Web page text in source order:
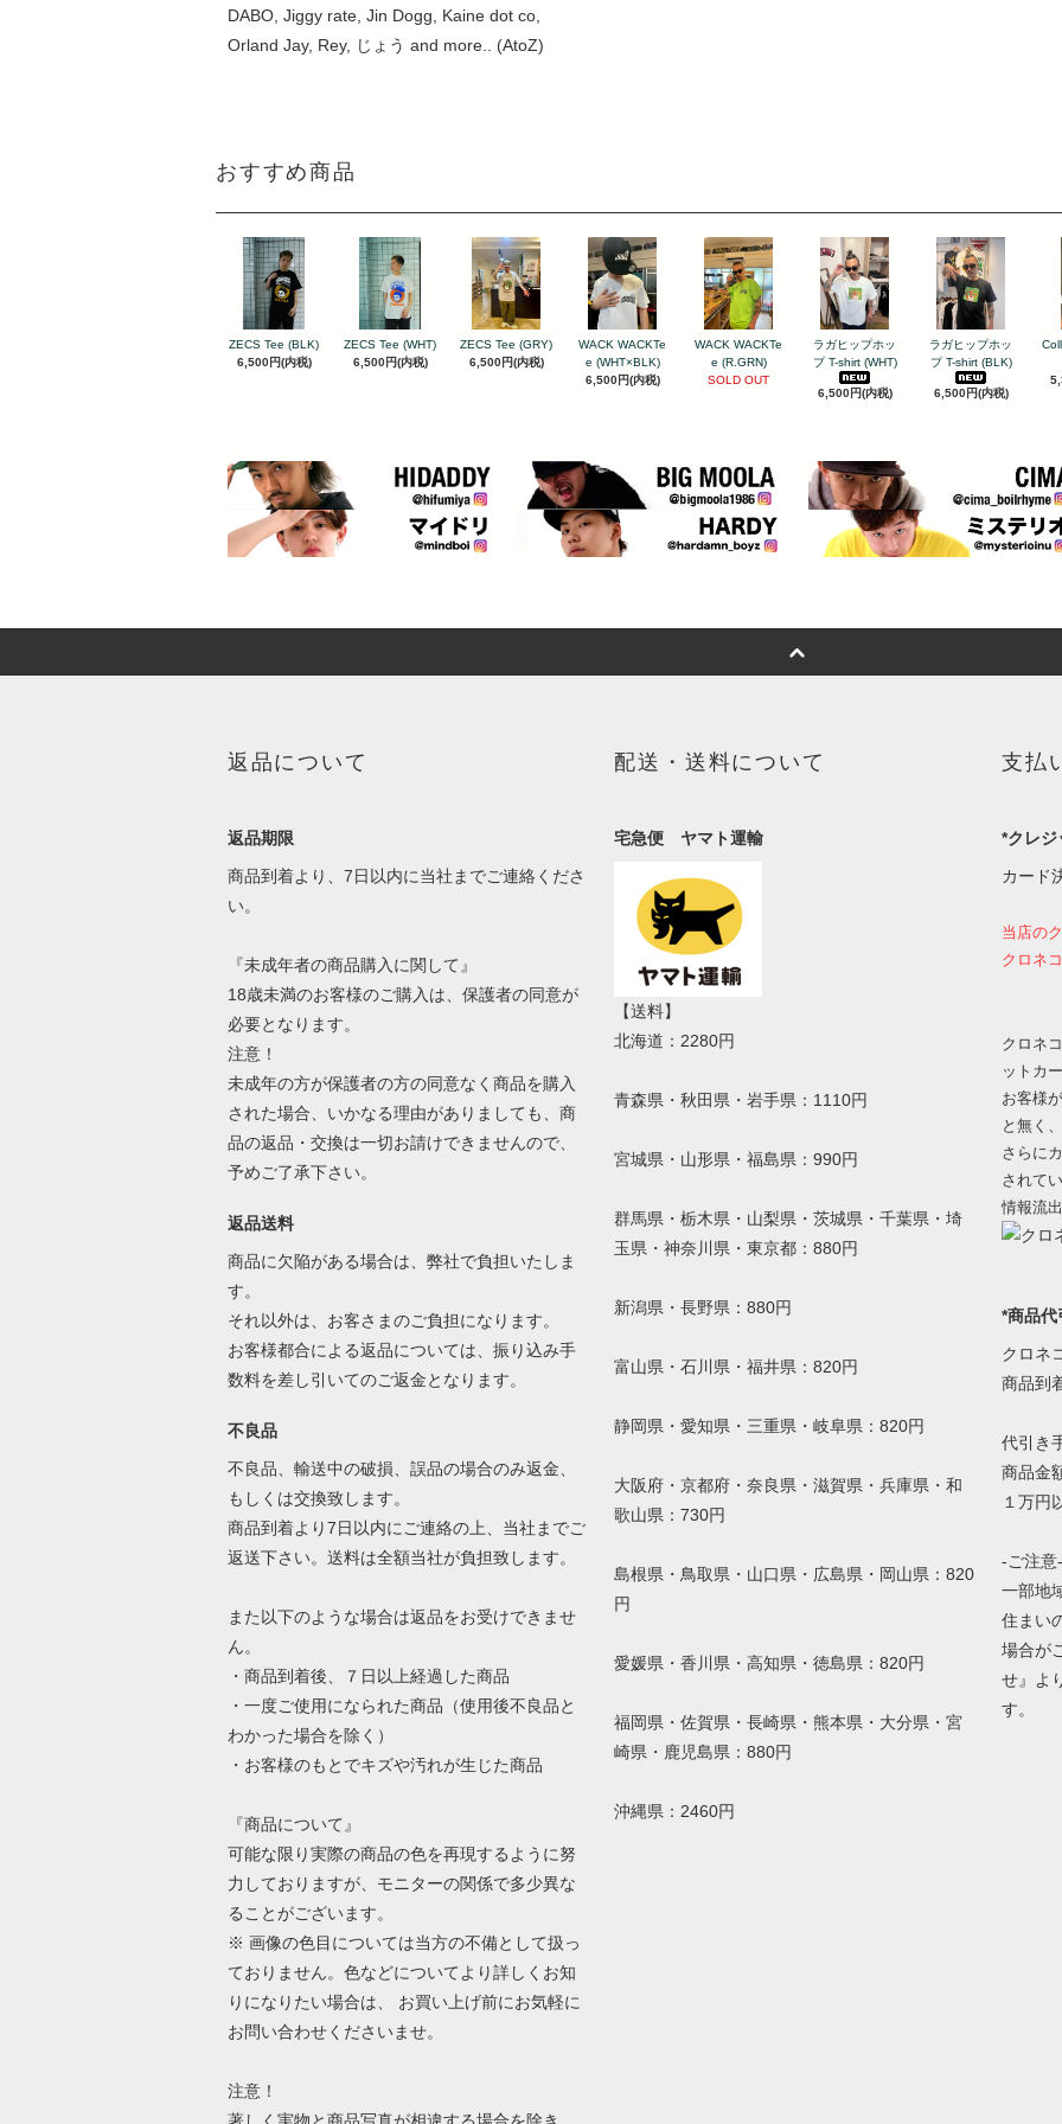
DABO, Jiggy rate, Jin Dogg, Kaine dot co,
Orland Jay, Rey, じょう and more.. (AtoZ)
おすすめ商品
ZECS Tee (BLK)
6,500円(内税)
ZECS Tee (WHT)
6,500円(内税)
ZECS Tee (GRY)
6,500円(内税)
WACK WACKTe
e (WHT×BLK)
6,500円(内税)
WACK WACKTe
e (R.GRN)
SOLD OUT
ラガヒップホッ
プ T-shirt (WHT)
6,500円(内税)
ラガヒップホッ
プ T-shirt (BLK)
6,500円(内税)
返品について
返品期限
商品到着より、7日以内に当社までご連絡くださ
い。
『未成年者の商品購入に関して』
18歳未満のお客様のご購入は、保護者の同意が
必要となります。
注意！
未成年の方が保護者の方の同意なく商品を購入
された場合、いかなる理由がありましても、商
品の返品・交換は一切お請けできませんので、
予めご了承下さい。
返品送料
商品に欠陥がある場合は、弊社で負担いたしま
す。
それ以外は、お客さまのご負担になります。
お客様都合による返品については、振り込み手
数料を差し引いてのご返金となります。
不良品
不良品、輸送中の破損、誤品の場合のみ返金、
もしくは交換致します。
商品到着より7日以内にご連絡の上、当社までご
返送下さい。送料は全額当社が負担致します。
また以下のような場合は返品をお受けできませ
ん。
・商品到着後、７日以上経過した商品
・一度ご使用になられた商品（使用後不良品と
わかった場合を除く）
・お客様のもとでキズや汚れが生じた商品
『商品について』
可能な限り実際の商品の色を再現するように努
力しておりますが、モニターの関係で多少異な
ることがございます。
※ 画像の色目については当方の不備として扱っ
ておりません。色などについてより詳しくお知
りになりたい場合は、 お買い上げ前にお気軽に
お問い合わせくださいませ。
注意！
配送・送料について
宅急便 ヤマト運輸
【送料】
北海道：2280円
青森県・秋田県・岩手県：1110円
宮城県・山形県・福島県：990円
群馬県・栃木県・山梨県・茨城県・千葉県・埼
玉県・神奈川県・東京都：880円
新潟県・長野県：880円
富山県・石川県・福井県：820円
静岡県・愛知県・三重県・岐阜県：820円
大阪府・京都府・奈良県・滋賀県・兵庫県・和
歌山県：730円
島根県・鳥取県・山口県・広島県・岡山県：820
円
愛媛県・香川県・高知県・徳島県：820円
福岡県・佐賀県・長崎県・熊本県・大分県・宮
崎県・鹿児島県：880円
沖縄県：2460円
支払
*クレジ
カード
当店の
クロネ
クロネ
ットカ
お客様
と無く
さらに
されて
情報流
*商品代
クロネ
商品到
代引き
商品金
１万円
-ご注意
一部地
住まい
場合が
せ』よ
す。